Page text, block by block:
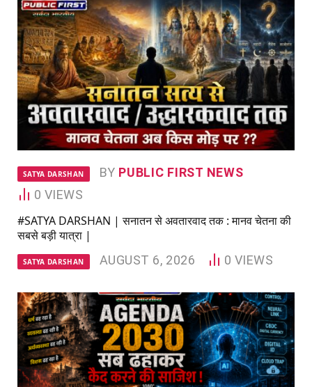
SATYA DARSHAN BY PUBLIC FIRST NEWS
0 VIEWS
#SATYA DARSHAN | सनातन से अवतारवाद तक : मानव चेतना की
सबसे बड़ी यात्रा |
SATYA DARSHAN AUGUST 6, 2026 0 VIEWS